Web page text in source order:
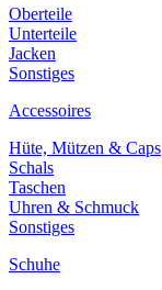
Oberteile
Unterteile
Jacken
Sonstiges
Accessoires
Hüte, Mützen & Caps
Schals
Taschen
Uhren & Schmuck
Sonstiges
Schuhe